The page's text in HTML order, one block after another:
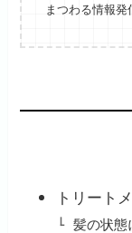
まつわる情報発
トリート
髪の状態